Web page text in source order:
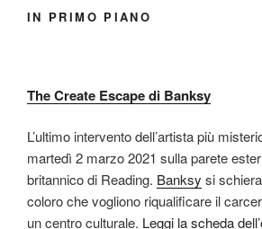
IN PRIMO PIANO
The Create Escape di Banksy
L’ultimo intervento dell’artista più
martedì 2 marzo 2021 sulla parete
britannico di Reading. Banksy si
coloro che vogliono riqualificare il
un centro culturale. Leggi la scheda